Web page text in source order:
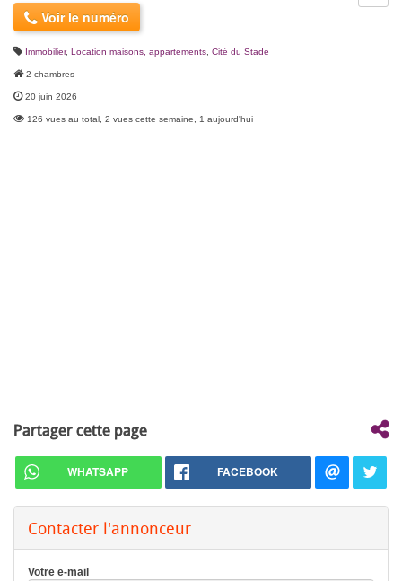
Voir le numéro
Immobilier, Location maisons, appartements Cité du Stade
2 chambres
20 juin 2026
126 vues au total, 2 vues cette semaine, 1 aujourd'hui
Partager cette page
WHATSAPP FACEBOOK
Contacter l'annonceur
Votre e-mail